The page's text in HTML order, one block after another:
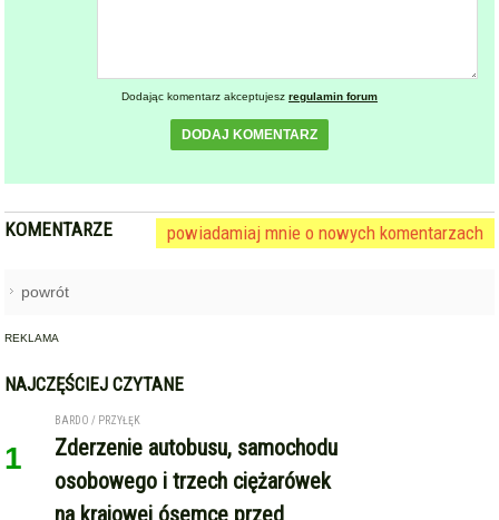
Dodając komentarz akceptujesz regulamin forum
DODAJ KOMENTARZ
KOMENTARZE powiadamiaj mnie o nowych komentarzach
powrót
REKLAMA
NAJCZĘŚCIEJ CZYTANE
1
BARDO / PRZYŁĘK
Zderzenie autobusu, samochodu
osobowego i trzech ciężarówek
na krajowej ósemce przed